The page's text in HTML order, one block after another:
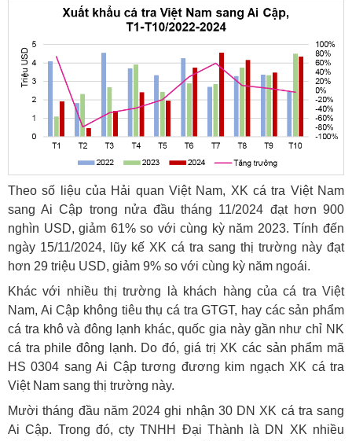
Theo số liệu của Hải quan Việt Nam, XK cá tra Việt Nam
sang Ai Cập trong nửa đầu tháng 11/2024 đạt hơn 900
nghìn USD, giảm 61% so với cùng kỳ năm 2023. Tính đến
ngày 15/11/2024, lũy kế XK cá tra sang thị trường này đạt
hơn 29 triệu USD, giảm 9% so với cùng kỳ năm ngoái.
Khác với nhiều thị trường là khách hàng của cá tra Việt
Nam, Ai Cập không tiêu thụ cá tra GTGT, hay các sản phẩm
cá tra khô và đông lạnh khác, quốc gia này gần như chỉ NK
cá tra phile đông lạnh. Do đó, giá trị XK các sản phẩm mã
HS 0304 sang Ai Cập tương đương kim ngạch XK cá tra
Việt Nam sang thị trường này.
Mười tháng đầu năm 2024 ghi nhận 30 DN XK cá tra sang
Ai Cập. Trong đó, cty TNHH Đại Thành là DN XK nhiều